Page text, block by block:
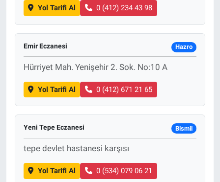
Yol Tarifi Al 0 (412) 234 43 98
Emir Eczanesi Hazro
Hürriyet Mah. Yenişehir 2. Sok. No:10 A
Yol Tarifi Al 0 (412) 671 21 65
Yeni Tepe Eczanesi Bismil
tepe devlet hastanesi karşısı
Yol Tarifi Al 0 (534) 079 06 21